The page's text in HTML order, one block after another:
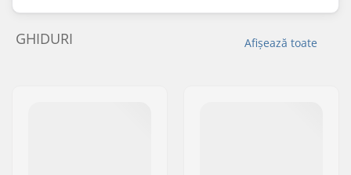
Afișează toate
GHIDURI